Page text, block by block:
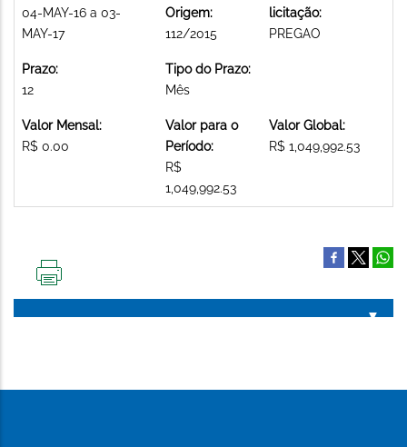
04-MAY-16 a 03-
MAY-17
Origem:
112/2015
licitação:
PREGAO
Prazo:
12
Tipo do Prazo:
Mês
Valor Mensal:
R$ 0.00
Valor para o
Período:
R$
1,049,992.53
Valor Global:
R$ 1,049,992.53
PÁGINA